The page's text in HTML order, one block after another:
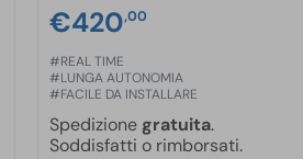
€420,00
#REAL TIME
#LUNGA AUTONOMIA
#FACILE DA INSTALLARE
Spedizione gratuita.
Soddisfatti o rimborsati.